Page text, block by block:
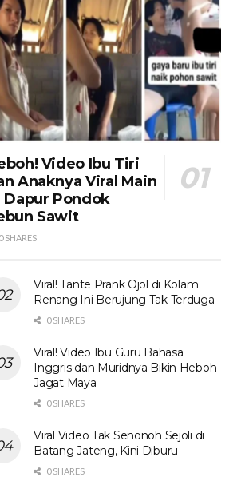
Video Ibu Tiri
Anaknya Viral Main
Dapur Pondok
Sawit
0 SHARES
Viral! Tante Prank Ojol di Kolam
Renang Ini Berujung Tak Terduga
0 SHARES
Viral! Video Ibu Guru Bahasa
Inggris dan Muridnya Bikin Heboh
Jagat Maya
0 SHARES
Viral Video Tak Senonoh Sejoli di
Batang Jateng, Kini Diburu
0 SHARES